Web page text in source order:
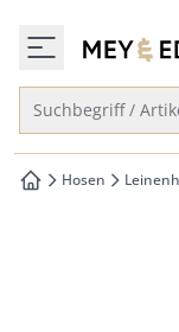
springen
springen
Suchbegriff /
zur Startseite
Hosen